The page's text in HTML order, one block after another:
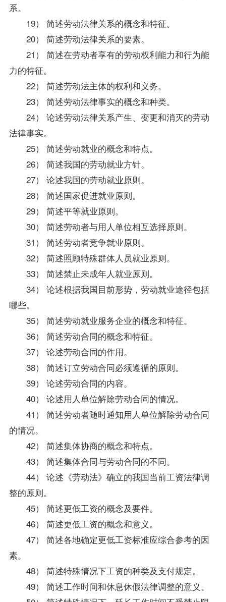
系。
19） 简述劳动法律关系的概念和特征。
20） 简述劳动法律关系的要素。
21） 简述在劳动者享有的劳动权利能力和行为能
力的特征。
22） 简述劳动法主体的权利和义务。
23） 简述劳动法律事实的概念和种类。
24） 论述劳动法律关系产生、变更和消灭的劳动
法律事实。
25） 简述劳动就业的概念和特点。
26） 简述我国的劳动就业方针。
27） 论述我国的劳动就业原则。
28） 简述国家促进就业原则。
29） 简述平等就业原则。
30） 简述劳动者与用人单位相互选择原则。
31） 简述劳动者竞争就业原则。
32） 简述照顾特殊群体人员就业原则。
33） 简述禁止未成年人就业原则。
34） 论述根据我国目前形势，劳动就业途径包括
哪些。
35） 简述劳动就业服务企业的概念和特征。
36） 简述劳动合同的概念和特征。
37） 论述劳动合同的作用。
38） 简述订立劳动合同必须遵循的原则。
39） 论述劳动合同的内容。
40） 论述用人单位解除劳动合同的情况。
41） 简述劳动者随时通知用人单位解除劳动合同
的情况。
42） 简述集体协商的概念和特点。
43） 简述集体合同与劳动合同的不同。
44） 论述《劳动法》确立的我国当前工资法律调
整的原则。
45） 简述更低工资的概念及要件。
46） 简述更低工资的概念和意义。
47） 简述各地确定更低工资标准应综合参考的因
素。
48） 简述特殊情况下工资的种类及支付规定。
49） 简述工作时间和休息休假法律调整的意义。